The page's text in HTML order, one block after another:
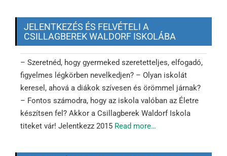
JELENTKEZÉS ÉS FELVÉTELI A
CSILLAGBEREK WALDORF ISKOLÁBA
– Szeretnéd, hogy gyermeked szeretetteljes, elfogadó,
figyelmes légkörben nevelkedjen? – Olyan iskolát
keresel, ahová a diákok szívesen és örömmel járnak?
– Fontos számodra, hogy az iskola valóban az Életre
készítsen fel? Akkor a Csillagberek Waldorf Iskola
titeket vár! Jelentkezz 2015 Read more…